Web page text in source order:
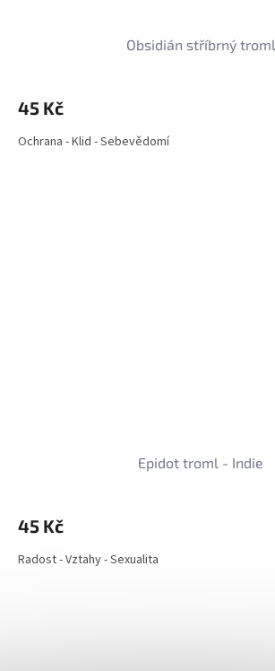
Obsidián stříbrný troml
45 Kč
Ochrana - Klid - Sebevědomí
Epidot troml - Indie
45 Kč
Radost - Vztahy - Sexualita